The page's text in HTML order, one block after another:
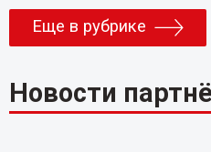
Еще в рубрике
Новости